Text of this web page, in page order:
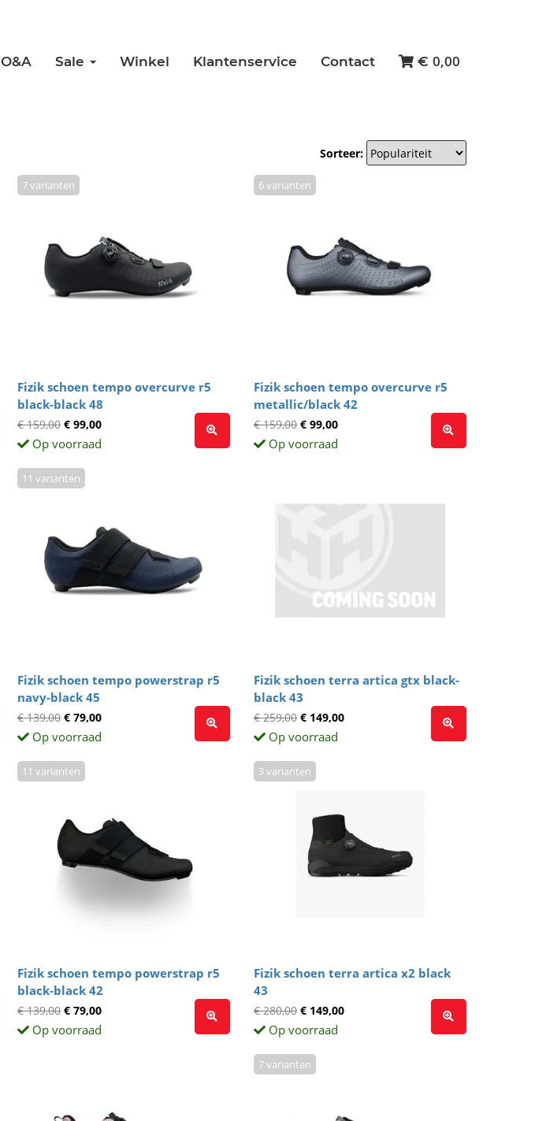
O&A Sale Winkel Klantenservice Contact € 0,00
Sorteer:
Fizik schoen tempo overcurve r5
black-black 48
7 varianten
€ 159,00 € 99,00
Op voorraad
Fizik schoen tempo overcurve r5
metallic/black 42
6 varianten
€ 159,00 € 99,00
Op voorraad
Fizik schoen tempo powerstrap r5
navy-black 45
11 varianten
€ 139,00 € 79,00
Op voorraad
Fizik schoen terra artica gtx black-
black 43
€ 259,00 € 149,00
Op voorraad
Fizik schoen tempo powerstrap r5
black-black 42
11 varianten
€ 139,00 € 79,00
Op voorraad
Fizik schoen terra artica x2 black
43
3 varianten
€ 280,00 € 149,00
Op voorraad
7 varianten